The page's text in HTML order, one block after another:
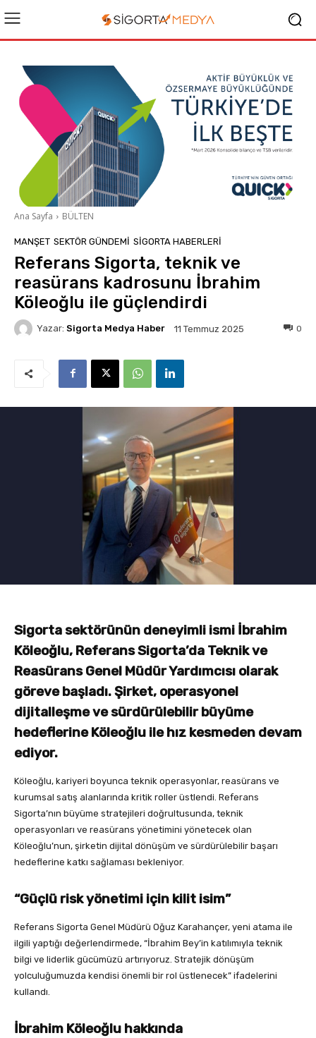
Ana Sayfa BÜLTEN
MANŞET SEKTÖR GÜNDEMİ SIGORTA HABERLERI
Referans Sigorta, teknik ve
reasürans kadrosunu İbrahim
Köleoğlu ile güçlendirdi
Yazar: Sigorta Medya Haber 11 Temmuz 2025 0
Sigorta sektörünün deneyimli ismi İbrahim
Köleoğlu, Referans Sigorta’da Teknik ve
Reasürans Genel Müdür Yardımcısı olarak
göreve başladı. Şirket, operasyonel
dijitalleşme ve sürdürülebilir büyüme
hedeflerine Köleoğlu ile hız kesmeden devam
ediyor.
Köleoğlu, kariyeri boyunca teknik operasyonlar, reasürans ve
kurumsal satış alanlarında kritik roller üstlendi. Referans
Sigorta’nın büyüme stratejileri doğrultusunda, teknik
operasyonları ve reasürans yönetimini yönetecek olan
Köleoğlu’nun, şirketin dijital dönüşüm ve sürdürülebilir başarı
hedeflerine katkı sağlaması bekleniyor.
“Güçlü risk yönetimi için kilit isim”
Referans Sigorta Genel Müdürü Oğuz Karahançer, yeni atama ile
ilgili yaptığı değerlendirmede, “İbrahim Bey’in katılımıyla teknik
bilgi ve liderlik gücümüzü artırıyoruz. Stratejik dönüşüm
yolculuğumuzda kendisi önemli bir rol üstlenecek” ifadelerini
kullandı.
İbrahim Köleoğlu hakkında